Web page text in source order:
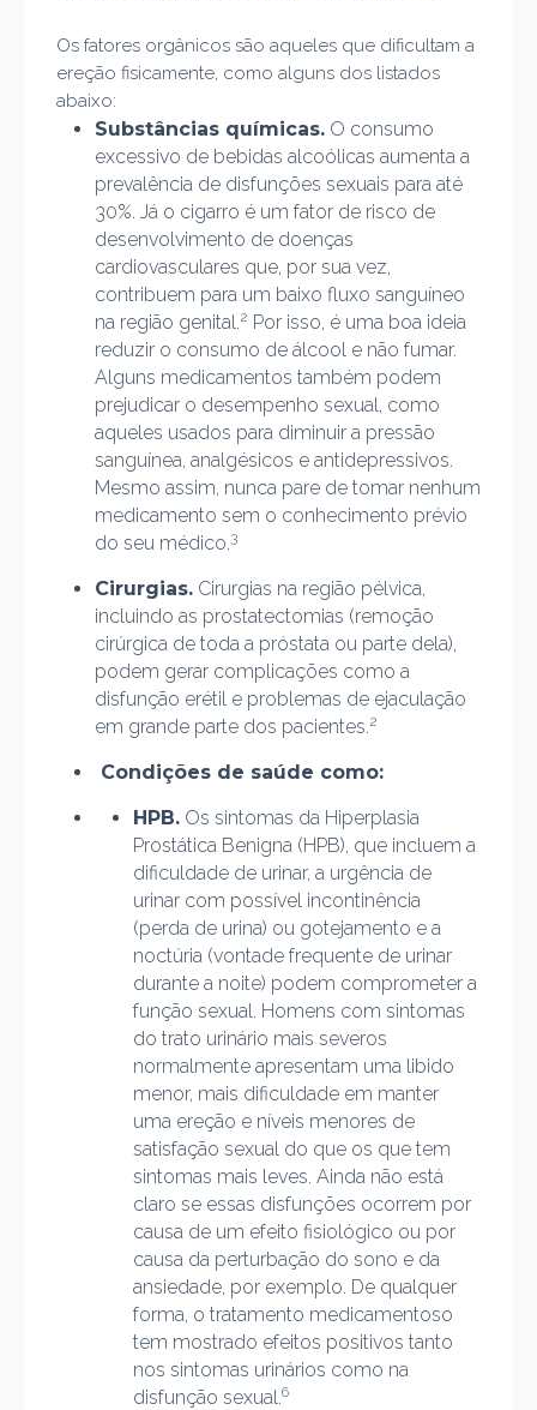
Os fatores orgânicos são aqueles que dificultam a
ereção fisicamente, como alguns dos listados
abaixo:
Substâncias químicas.O consumo
excessivo de bebidas alcoólicas aumenta a
prevalência de disfunções sexuais para até
30%. Já o cigarro é um fator de risco de
desenvolvimento de doenças
cardiovasculares que, por sua vez,
contribuem para um baixo fluxo sanguíneo
na região genital.2 Por isso, é uma boa ideia
reduzir o consumo de álcool e não fumar.
Alguns medicamentos também podem
prejudicar o desempenho sexual, como
aqueles usados para diminuir a pressão
sanguínea, analgésicos e antidepressivos.
Mesmo assim, nunca pare de tomar nenhum
medicamento sem o conhecimento prévio
do seu médico.3
Cirurgias.Cirurgias na região pélvica,
incluindo as prostatectomias (remoção
cirúrgica de toda a próstata ou parte dela),
podem gerar complicações como a
disfunção erétil e problemas de ejaculação
em grande parte dos pacientes.2
Condições de saúde como:
HPB.Os sintomas da Hiperplasia
Prostática Benigna (HPB), que incluem a
dificuldade de urinar, a urgência de
urinar com possível incontinência
(perda de urina) ou gotejamento e a
noctúria (vontade frequente de urinar
durante a noite) podem comprometer a
função sexual. Homens com sintomas
do trato urinário mais severos
normalmente apresentam uma libido
menor, mais dificuldade em manter
uma ereção e níveis menores de
satisfação sexual do que os que tem
sintomas mais leves. Ainda não está
claro se essas disfunções ocorrem por
causa de um efeito fisiológico ou por
causa da perturbação do sono e da
ansiedade, por exemplo. De qualquer
forma, o tratamento medicamentoso
tem mostrado efeitos positivos tanto
nos sintomas urinários como na
disfunção sexual.6